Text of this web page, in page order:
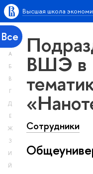
Высшая школа
Все
А
Б
В
Г
Д
Е
Ж
З
И
Й
ВШЭ в
Сотрудники